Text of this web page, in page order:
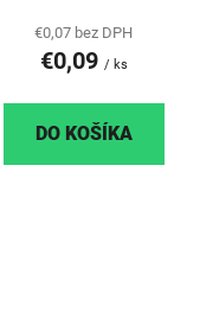
€0,07 bez DPH
€0,09 / ks
DO KOŠÍKA